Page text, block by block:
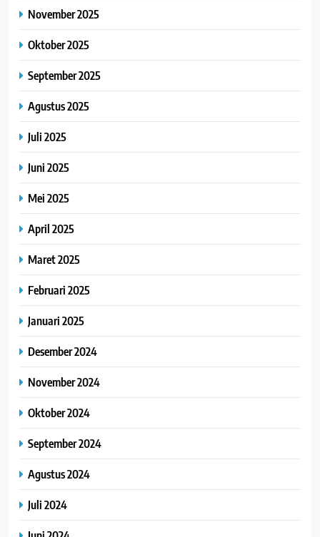
November 2025
Oktober 2025
September 2025
Agustus 2025
Juli 2025
Juni 2025
Mei 2025
April 2025
Maret 2025
Februari 2025
Januari 2025
Desember 2024
November 2024
Oktober 2024
September 2024
Agustus 2024
Juli 2024